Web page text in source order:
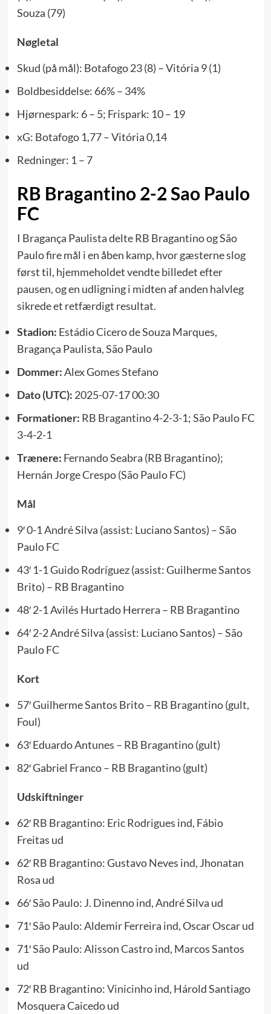
Souza (79)
Nøgletal
Skud (på mål): Botafogo 23 (8) – Vitória 9 (1)
Boldbesiddelse: 66% – 34%
Hjørnespark: 6 – 5; Frispark: 10 – 19
xG: Botafogo 1,77 – Vitória 0,14
Redninger: 1 – 7
RB Bragantino 2-2 Sao Paulo
FC
I Bragança Paulista delte RB Bragantino og São
Paulo fire mål i en åben kamp, hvor gæsterne slog
først til, hjemmeholdet vendte billedet efter
pausen, og en udligning i midten af anden halvleg
sikrede et retfærdigt resultat.
Stadion: Estádio Cicero de Souza Marques,
Bragança Paulista, São Paulo
Dommer:Alex Gomes Stefano
Dato (UTC): 2025-07-17 00:30
Formationer: RB Bragantino 4-2-3-1; São Paulo FC
3-4-2-1
Trænere: Fernando Seabra (RB Bragantino);
Hernán Jorge Crespo (São Paulo FC)
Mål
9′ 0-1 André Silva (assist: Luciano Santos) – São
Paulo FC
43′ 1-1 Guido Rodríguez (assist: Guilherme Santos
Brito) – RB Bragantino
48′ 2-1 Avilés Hurtado Herrera – RB Bragantino
64′ 2-2 André Silva (assist: Luciano Santos) – São
Paulo FC
Kort
57′ Guilherme Santos Brito – RB Bragantino (gult,
Foul)
63′ Eduardo Antunes – RB Bragantino (gult)
82′ Gabriel Franco – RB Bragantino (gult)
Udskiftninger
62′ RB Bragantino: Eric Rodrigues ind, Fábio
Freitas ud
62′ RB Bragantino: Gustavo Neves ind, Jhonatan
Rosa ud
66′ São Paulo: J. Dinenno ind, André Silva ud
71′ São Paulo: Aldemir Ferreira ind, Oscar Oscar ud
71′ São Paulo: Alisson Castro ind, Marcos Santos
ud
72′ RB Bragantino:Vinicinhoind, Hárold Santiago
Mosquera Caicedo ud